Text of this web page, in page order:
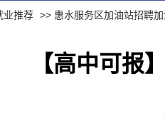
业推荐 >> 惠水服务区加油站招聘加
【高中可报